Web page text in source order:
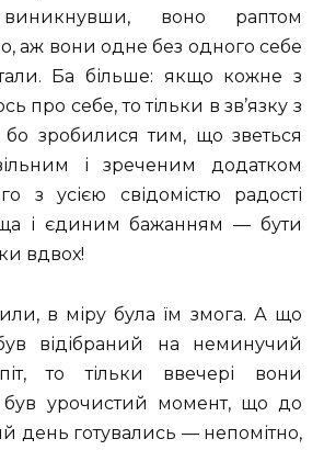
виникнувши, воно раптом
аж вони одне без одного себе
Ба більше: якщо кожне з
про себе, то тільки в зв’язку з
зробилися тим, що зветься
і зреченим додатком
з усією свідомістю радості
і єдиним бажанням — бути
вдвох!
в міру була їм змога. А що
відібраний на неминучий
то тільки ввечері вони
урочистий момент, що до
день готувались — непомітно,